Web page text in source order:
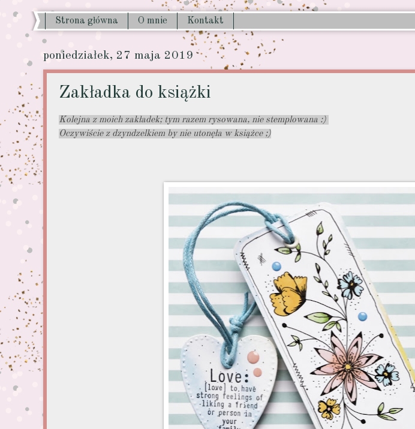
Strona główna O mnie Kontakt
poniedziałek, 27 maja 2019
Zakładka do książki
Kolejna z moich zakładek; tym razem rysowana, nie stemplowana :)
Oczywiście z dzyndzelkiem by nie utonęła w książce ;)